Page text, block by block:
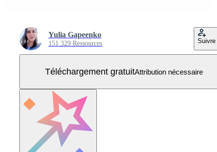
Yulia Gapeenko
151 329 Ressources Suivre
Téléchargement gratuitAttribution nécessaire